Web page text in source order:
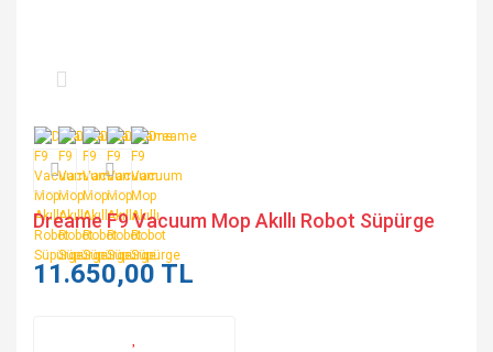
Dreame F9 Vacuum Mop Akıllı Robot Süpürge
11.650,00 TL